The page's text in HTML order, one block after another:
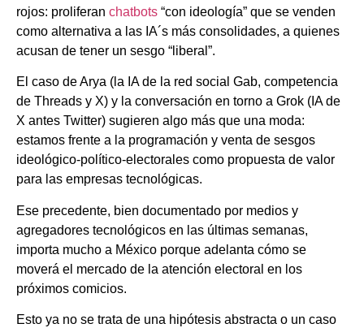
rojos: proliferan chatbots “con ideología” que se venden
como alternativa a las IA´s más consolidades, a quienes
acusan de tener un sesgo “liberal”.
El caso de Arya (la IA de la red social Gab, competencia
de Threads y X) y la conversación en torno a Grok (IA de
X antes Twitter) sugieren algo más que una moda:
estamos frente a la programación y venta de sesgos
ideológico-político-electorales como propuesta de valor
para las empresas tecnológicas.
Ese precedente, bien documentado por medios y
agregadores tecnológicos en las últimas semanas,
importa mucho a México porque adelanta cómo se
moverá el mercado de la atención electoral en los
próximos comicios.
Esto ya no se trata de una hipótesis abstracta o un caso